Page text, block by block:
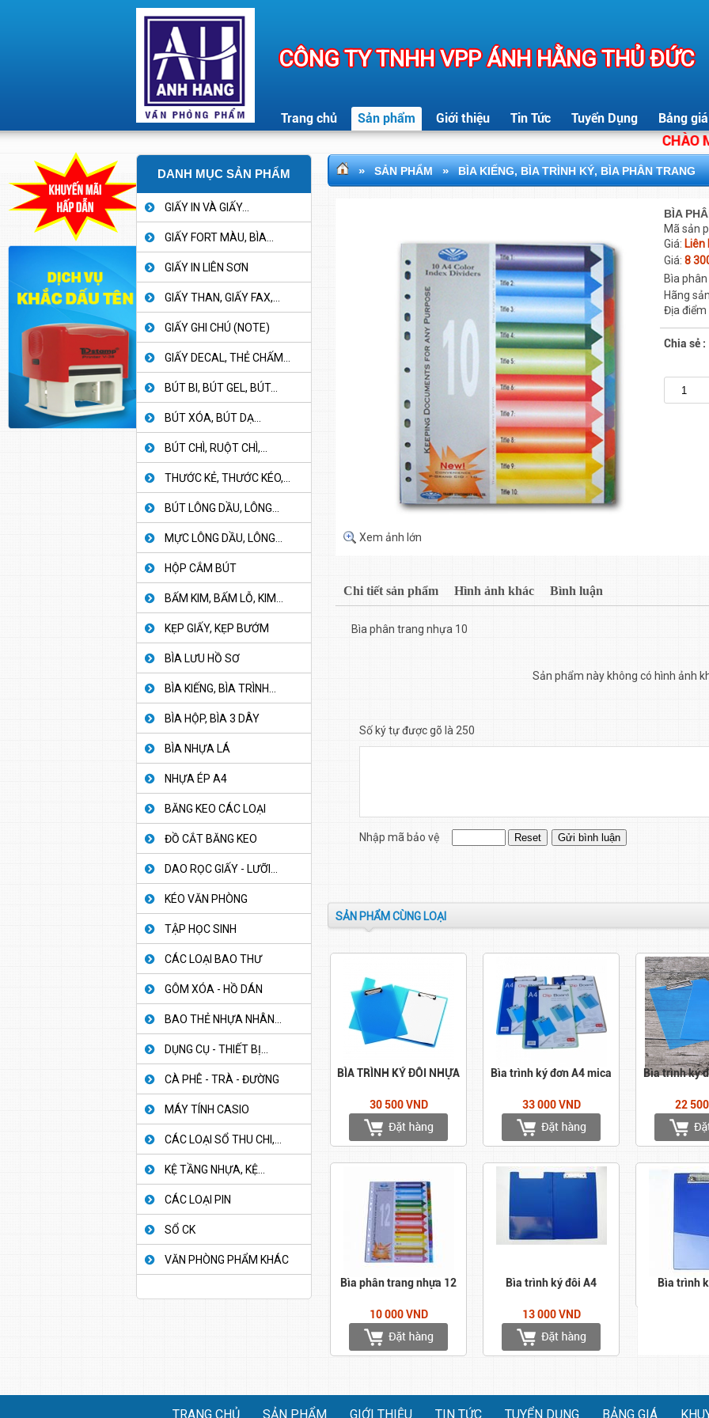
CÔNG TY TNHH VPP ÁNH HẰNG THỦ ĐỨC
Trang chủ Sản phẩm Giới thiệu Tin Tức Tuyển Dụng Bảng giá
CHÀO
DANH MỤC SẢN PHẨM
GIẤY IN VÀ GIẤY...
GIẤY FORT MÀU, BÌA...
GIẤY IN LIÊN SƠN
GIẤY THAN, GIẤY FAX,...
GIẤY GHI CHÚ (NOTE)
GIẤY DECAL, THẺ CHẤM...
BÚT BI, BÚT GEL, BÚT...
BÚT XÓA, BÚT DẠ...
BÚT CHÌ, RUỘT CHÌ,...
THƯỚC KẺ, THƯỚC KÉO,...
BÚT LÔNG DẦU, LÔNG...
MỰC LÔNG DẦU, LÔNG...
HỘP CẮM BÚT
BẤM KIM, BẤM LỖ, KIM...
KẸP GIẤY, KẸP BƯỚM
BÌA LƯU HỒ SƠ
BÌA KIẾNG, BÌA TRÌNH...
BÌA HỘP, BÌA 3 DÂY
BÌA NHỰA LÁ
NHỰA ÉP A4
BĂNG KEO CÁC LOẠI
ĐỒ CẮT BĂNG KEO
DAO RỌC GIẤY - LƯỠI...
KÉO VĂN PHÒNG
TẬP HỌC SINH
CÁC LOẠI BAO THƯ
GÔM XÓA - HỒ DÁN
BAO THẺ NHỰA NHÂN...
DỤNG CỤ - THIẾT BỊ...
CÀ PHÊ - TRÀ - ĐƯỜNG
MÁY TÍNH CASIO
CÁC LOẠI SỔ THU CHI,...
KỆ TẦNG NHỰA, KỆ...
CÁC LOẠI PIN
SỔ CK
VĂN PHÒNG PHẨM KHÁC
» SẢN PHẨM » BÌA KIẾNG, BÌA TRÌNH KÝ, BÌA PHÂN TRANG
Xem ảnh lớn
BÌA
Mã sản
Giá: Liên
Giá: 8
Bìa
Hãng
Địa điểm
Chia sẻ :
Chi tiết sản phẩm Hình ảnh khác Bình luận
Bìa phân trang nhựa 10
Sản phẩm này không có hình ảnh
Số ký tự được gõ là 250
Nhập mã bảo vệ
SẢN PHẨM CÙNG LOẠI
BÌA TRÌNH KÝ ĐÔI NHỰA
30 500 VND
Bìa trình ký đơn A4 mica
33 000 VND
Bìa trình ký
22
Bìa phân trang nhựa 12
10 000 VND
Bìa trình ký đôi A4
13 000 VND
Bìa trình
TRANG CHỦ SẢN PHẨM GIỚI THIỆU TIN TỨC TUYỂN DỤNG BẢNG GIÁ